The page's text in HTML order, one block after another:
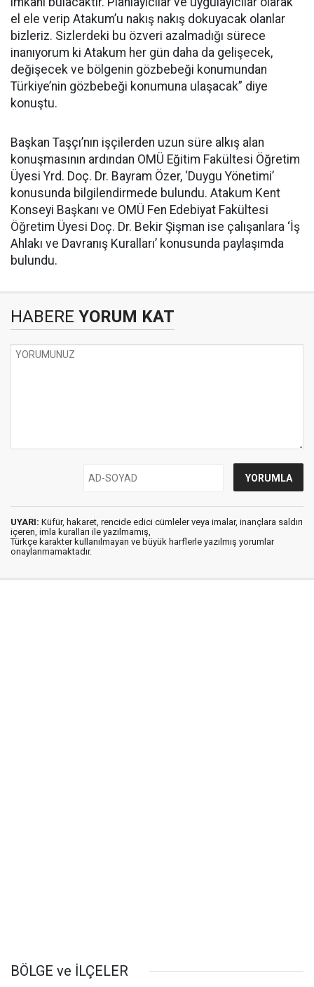
el ele verip Atakum’u nakış nakış dokuyacak olanlar
bizleriz. Sizlerdeki bu özveri azalmadığı sürece
inanıyorum ki Atakum her gün daha da gelişecek,
değişecek ve bölgenin gözbebeği konumundan
Türkiye’nin gözbebeği konumuna ulaşacak” diye
konuştu.
Başkan Taşçı’nın işçilerden uzun süre alkış alan
konuşmasının ardından OMÜ Eğitim Fakültesi Öğretim
Üyesi Yrd. Doç. Dr. Bayram Özer, ‘Duygu Yönetimi’
konusunda bilgilendirmede bulundu. Atakum Kent
Konseyi Başkanı ve OMÜ Fen Edebiyat Fakültesi
Öğretim Üyesi Doç. Dr. Bekir Şişman ise çalışanlara ‘İş
Ahlakı ve Davranış Kuralları’ konusunda paylaşımda
bulundu.
HABERE YORUM KAT
UYARI: Küfür, hakaret, rencide edici cümleler veya imalar, inançlara saldırı
içeren, imla kuralları ile yazılmamış,
Türkçe karakter kullanılmayan ve büyük harflerle yazılmış yorumlar
onaylanmamaktadır.
BÖLGE ve İLÇELER